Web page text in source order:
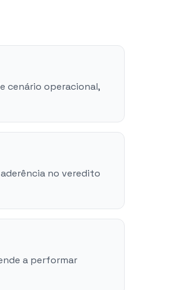
cenário operacional,
no veredito
a performar